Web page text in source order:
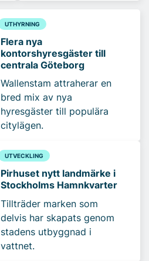
UTHYRNING
Flera nya
kontorshyresgäster till
centrala Göteborg
Wallenstam attraherar en
bred mix av nya
hyresgäster till populära
citylägen.
UTVECKLING
Pirhuset nytt landmärke i
Stockholms Hamnkvarter
Tillträder marken som
delvis har skapats genom
stadens utbyggnad i
vattnet.